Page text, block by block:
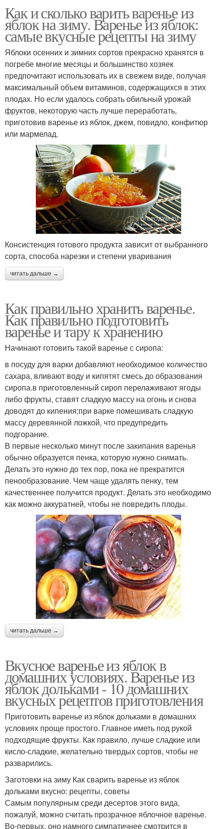
Как и сколько варить варенье из
яблок на зиму. Варенье из яблок:
самые вкусные рецепты на зиму
Яблоки осенних и зимних сортов прекрасно хранятся в
погребе многие месяцы и большинство хозяек
предпочитают использовать их в свежем виде, получая
максимальный объем витаминов, содержащихся в этих
плодах. Но если удалось собрать обильный урожай
фруктов, некоторую часть лучше переработать,
приготовив варенье из яблок, джем, повидло, конфитюр
или мармелад.
Консистенция готового продукта зависит от выбранного
сорта, способа нарезки и степени уваривания
читать дальше →
Как правильно хранить варенье.
Как правильно подготовить
варенье и тару к хранению
Начинают готовить такой варенье с сиропа:
в посуду для варки добавляют необходимое количество
сахара, вливают воду и кипятят смесь до образования
сиропа.в приготовленный сироп перелаживают ягоды
либо фрукты, ставят сладкую массу на огонь и снова
доводят до кипения;при варке помешивать сладкую
массу деревянной ложкой, что предупредить
подгорание.
В первые несколько минут после закипания варенья
обычно образуется пенка, которую нужно снимать.
Делать это нужно до тех пор, пока не прекратится
пенообразование. Чем чаще удалять пенку, тем
качественнее получится продукт. Делать это необходимо
как можно аккуратней, чтобы не повредить плоды.
читать дальше →
Вкусное варенье из яблок в
домашних условиях. Варенье из
яблок дольками - 10 домашних
вкусных рецептов приготовления
Приготовить варенье из яблок дольками в домашних
условиях проще простого. Главное иметь под рукой
подходящие фрукты. Как правило, лучше сладкие или
кисло-сладкие, желательно твердых сортов, чтобы не
разварились.
Заготовки на зиму Как сварить варенье из яблок
дольками вкусно: рецепты, советы
Самым популярным среди десертов этого вида,
пожалуй, можно считать прозрачное яблочное варенье.
Во-первых, оно намного симпатичнее смотрится в